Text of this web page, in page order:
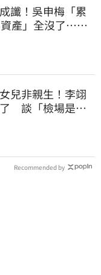
讖！吳申梅「累
產」全沒了…急
兒非親生！李翊
談「檢場是否
Recommended by